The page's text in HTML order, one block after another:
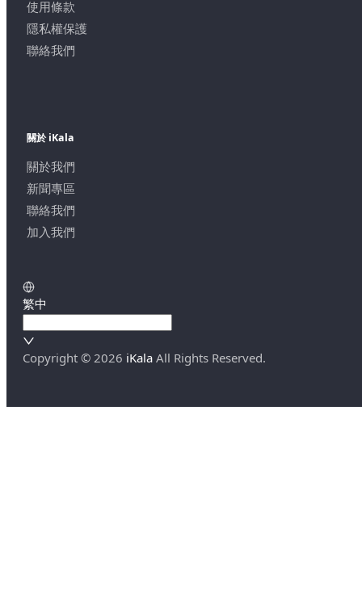
使用條款
隱私權保護
聯絡我們
關於 iKala
關於我們
新聞專區
聯絡我們
加入我們
繁中
Copyright © 2026 iKala All Rights Reserved.